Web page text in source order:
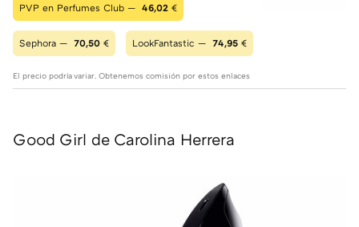
PVP en Perfumes Club — 46,02 €
Sephora — 70,50 € LookFantastic — 74,95 €
El precio podría variar. Obtenemos comisión por estos enlaces
Good Girl de Carolina Herrera